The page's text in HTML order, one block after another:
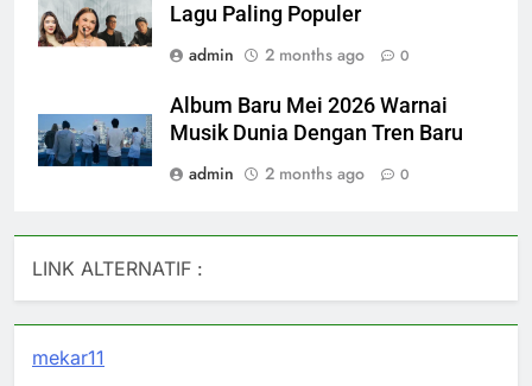
Lagu Paling Populer
admin
2 months ago 0
Album Baru Mei 2026 Warnai
Musik Dunia Dengan Tren Baru
admin
2 months ago 0
LINK ALTERNATIF :
mekar11